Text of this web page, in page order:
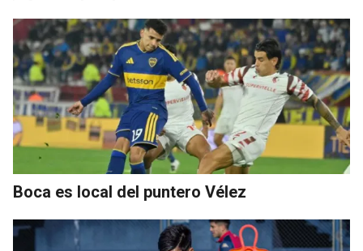
Boca es local del puntero Vélez